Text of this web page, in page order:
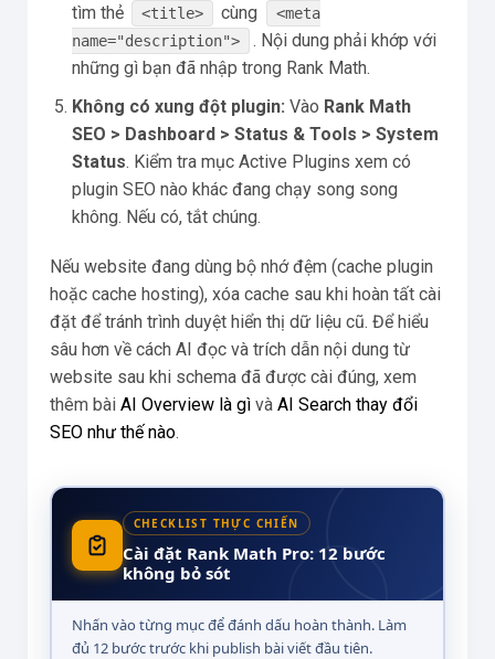
tìm thẻ
<title> cùng
<meta
name="description">
. Nội dung phải khớp với
những gì bạn đã nhập trong Rank Math.
Không có xung đột plugin: Vào Rank Math
SEO > Dashboard > Status & Tools > System
Status. Kiểm tra mục Active Plugins xem có
plugin SEO nào khác đang chạy song song
không. Nếu có, tắt chúng.
Nếu website đang dùng bộ nhớ đệm (cache plugin
hoặc cache hosting), xóa cache sau khi hoàn tất cài
đặt để tránh trình duyệt hiển thị dữ liệu cũ. Để hiểu
sâu hơn về cách AI đọc và trích dẫn nội dung từ
website sau khi schema đã được cài đúng, xem
thêm bài AI Overview là gì và AI Search thay đổi
SEO như thế nào.
CHECKLIST THỰC CHIẾN
Cài đặt Rank Math Pro: 12 bước
không bỏ sót
Nhấn vào từng mục để đánh dấu hoàn thành. Làm
đủ 12 bước trước khi publish bài viết đầu tiên.